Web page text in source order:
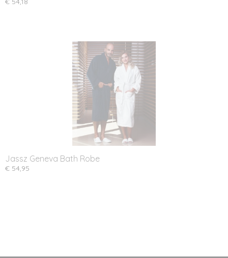
Jassz Geneva Bath Robe
€ 54,95